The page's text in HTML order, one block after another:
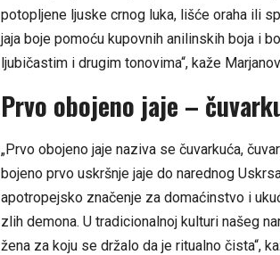
potopljene ljuske crnog luka, lišće oraha ili
jaja boje pomoću kupovnih anilinskih boja i
ljubičastim i drugim tonovima“, kaže
Prvo obojeno jaje –
„Prvo obojeno jaje naziva se čuvarkuća,
bojeno prvo uskršnje jaje do narednog
apotropejsko značenje za domaćinstvo i
zlih demona. U tradicionalnoj kulturi našeg
žena za koju se držalo da je ritualno čista“,